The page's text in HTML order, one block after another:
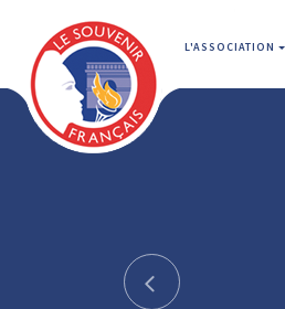
L'ASSOCIATION